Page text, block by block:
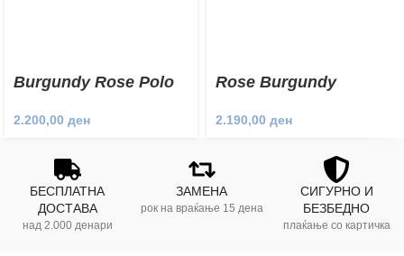
Burgundy Rose Polo
2.200,00 ден
Rose Burgundy
2.190,00 ден
БЕСПЛАТНА
ДОСТАВА
над 2.000 денари
ЗАМЕНА
рок на враќање 15 дена
СИГУРНО И
БЕЗБЕДНО
плаќање со картичка